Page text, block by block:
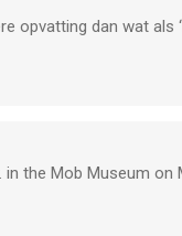
opvatting dan wat als
the Mob Museum on
book, which felt like a